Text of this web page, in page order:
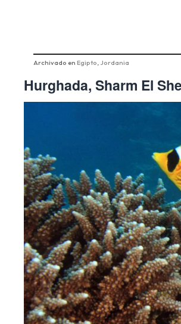
Archivado en Egipto Jordania
Hurghada, Sharm El